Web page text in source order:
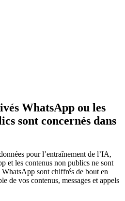
WhatsApp ou les
sont concernés dans
pour l’entraînement de l’IA,
et les contenus non publics ne sont
WhatsApp sont chiffrés de bout en
de vos contenus, messages et appels